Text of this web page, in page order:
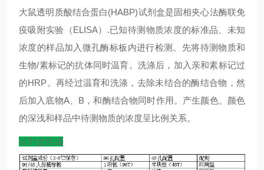
大鼠透明质酸结合蛋白(HABP)试剂盒是固相夹心法酶联免
疫吸附实验（ELISA）.已知待测物质浓度的标准品、未知
浓度的样品加入微孔酶标板内进行检测。先将待测物质和
生物/素标记的抗体同时温育。洗涤后，加入亲和素标记过
的HRP。再经过温育和洗涤，去除未结合的酶结合物，然
后加入底物A、B，和酶结合物同时作用。产生颜色。颜色
的深浅和样品中待测物质的浓度呈比例关系。
试剂盒组成